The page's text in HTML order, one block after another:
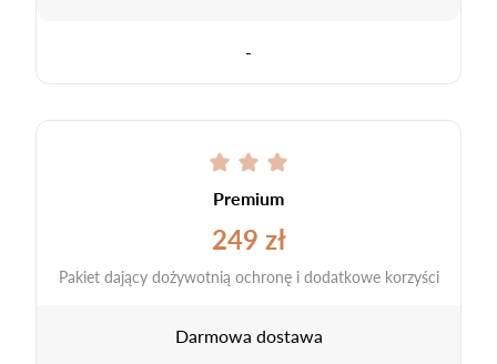
-
Premium
249 zł
Pakiet dający dożywotnią ochronę i dodatkowe korzyści
Darmowa dostawa